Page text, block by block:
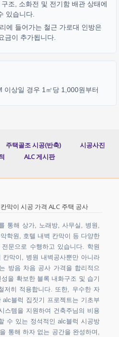
조, 소화전 및 전기함 배관 상태에
있습니다.
에 들어가는 철근 가로대 인방은
금이 추가됩니다.
이상일 경우 1㎡당 1,000원부터
주택골조 시공(반축)
시공사진
ALC 게시판
막이 시공 가격 ALC 주택 공사
통해 상가, 노래방, 사무실, 병원,
학원, 호텔 내벽 칸막이 등 다양한
전문으로 수행하고 있습니다. 학원
막이, 병원 내벽공사뿐만 아니라
방음 차음 공사 가격을 합리적으
을 확보한 블록 내화구조 및 습기
저히 적용합니다. 또한, 우수한 자
블럭 집짓기 프로젝트는 기초부
스템을 지원하여 건축주님의 비용
수 있는 정석적인 alc블럭 시공방
통해 하자 없는 공간을 완성하며,